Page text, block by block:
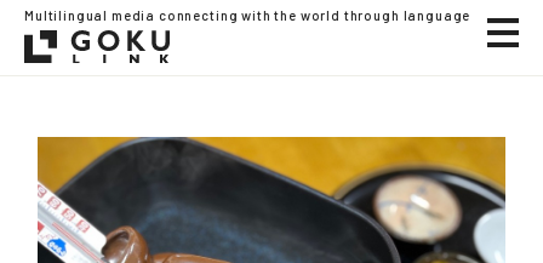
Multilingual media connecting with the world through language